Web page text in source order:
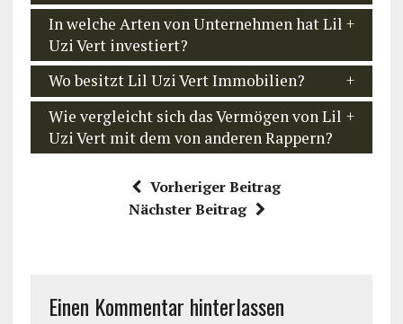
In welche Arten von Unternehmen hat Lil
Uzi Vert investiert?
Wo besitzt Lil Uzi Vert Immobilien?
Wie vergleicht sich das Vermögen von Lil
Uzi Vert mit dem von anderen Rappern?
Vorheriger Beitrag
Nächster Beitrag
Einen Kommentar hinterlassen